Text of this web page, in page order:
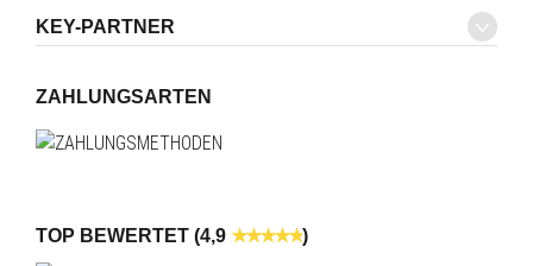
KEY-PARTNER
ZAHLUNGSARTEN
TOP BEWERTET (4,9 )